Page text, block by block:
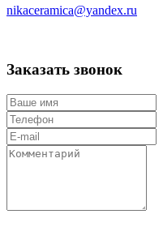
nikaceramica@yandex.ru
Заказать звонок